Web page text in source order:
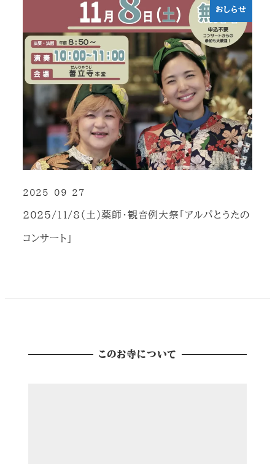
おしらせ
2025/11/8（土）薬師・観音例大祭「アルパとうたの
コンサート」
2025-09-27
このお寺について